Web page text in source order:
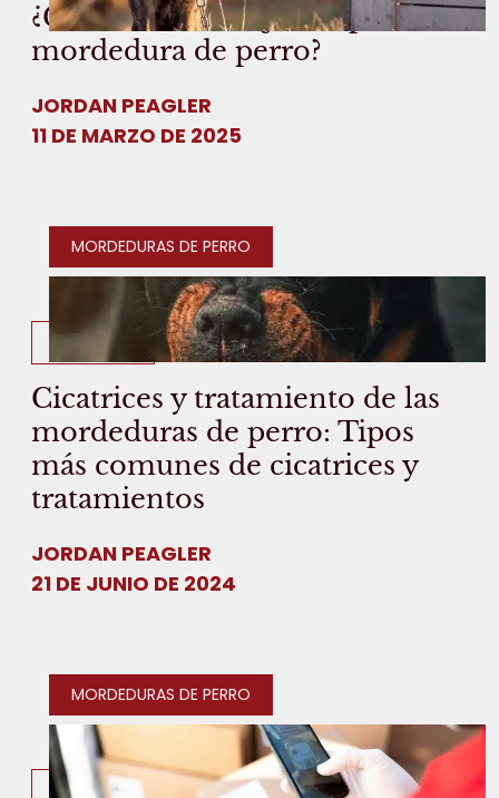
¿Cuánto dura un juicio por
mordedura de perro?
JORDAN PEAGLER
11 DE MARZO DE 2025
MORDEDURAS DE PERRO
9 MIN LEER
Cicatrices y tratamiento de las
mordeduras de perro: Tipos
más comunes de cicatrices y
tratamientos
JORDAN PEAGLER
21 DE JUNIO DE 2024
MORDEDURAS DE PERRO
2 MIN READ